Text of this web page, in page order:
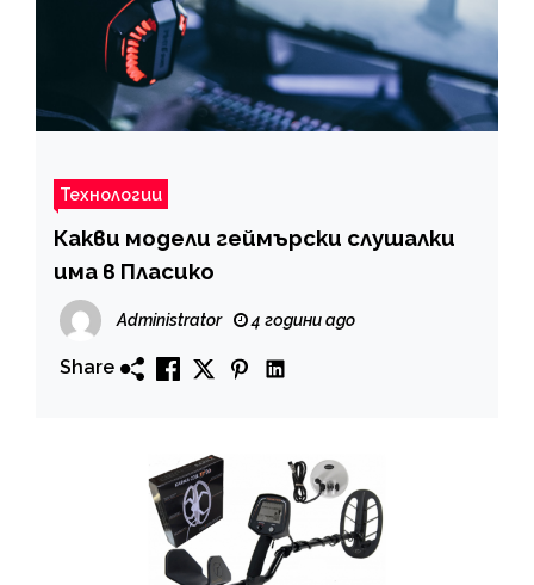
Технологии
Какви модели геймърски слушалки
има в Пласико
Administrator 4 години ago
Share